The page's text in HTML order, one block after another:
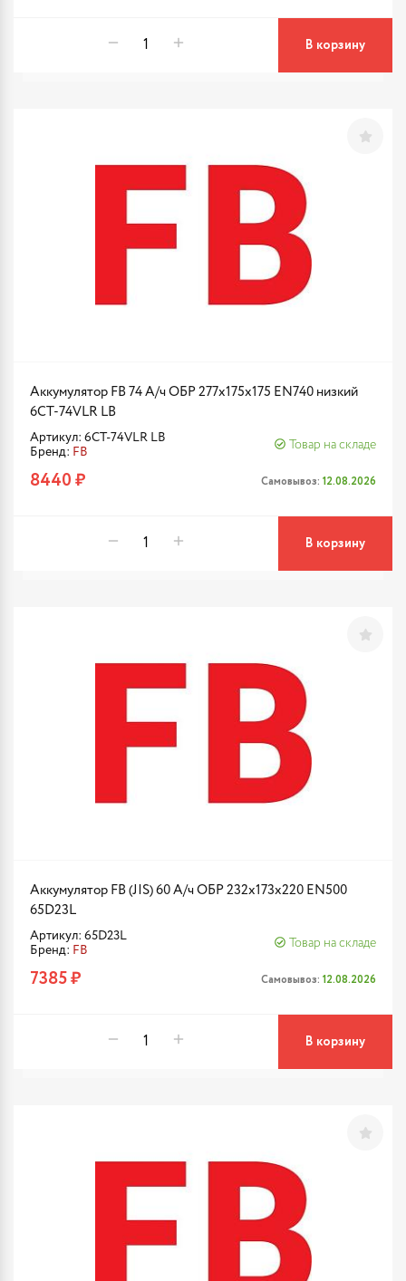
В корзину
Аккумулятор FB 74 А/ч ОБР 277х175х175 EN740 низкий
6CT-74VLR LB
Артикул: 6CT-74VLR LB
Бренд: FB
Товар на складе
8440 ₽ Самовывоз: 12.08.2026
В корзину
Аккумулятор FB (JIS) 60 А/ч ОБР 232x173x220 EN500
65D23L
Артикул: 65D23L
Бренд: FB
Товар на складе
7385 ₽ Самовывоз: 12.08.2026
В корзину